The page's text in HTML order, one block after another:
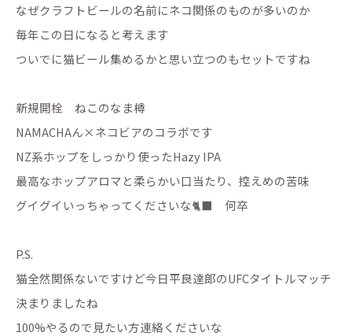
なぜクラフトビールの名前にネコ関係のものが多いのか
毎年この日になると考えます
ついでに猫ビール集めるかと思い立つのもセットですね
新規開栓 ねこのなま樽
NAMACHAん×ネコビアのコラボです
NZ系ホップをしっかり使ったHazy IPA
最高なホップアロマと柔らかい口当たり、控えめの苦味
グイグイいっちゃってくださいな🐈‍⬛ 何卒
P.S.
猫全然関係ないですけど今日平良達郎のUFCタイトルマッチ
決まりましたね
100%やるので見たい方連絡くださいな